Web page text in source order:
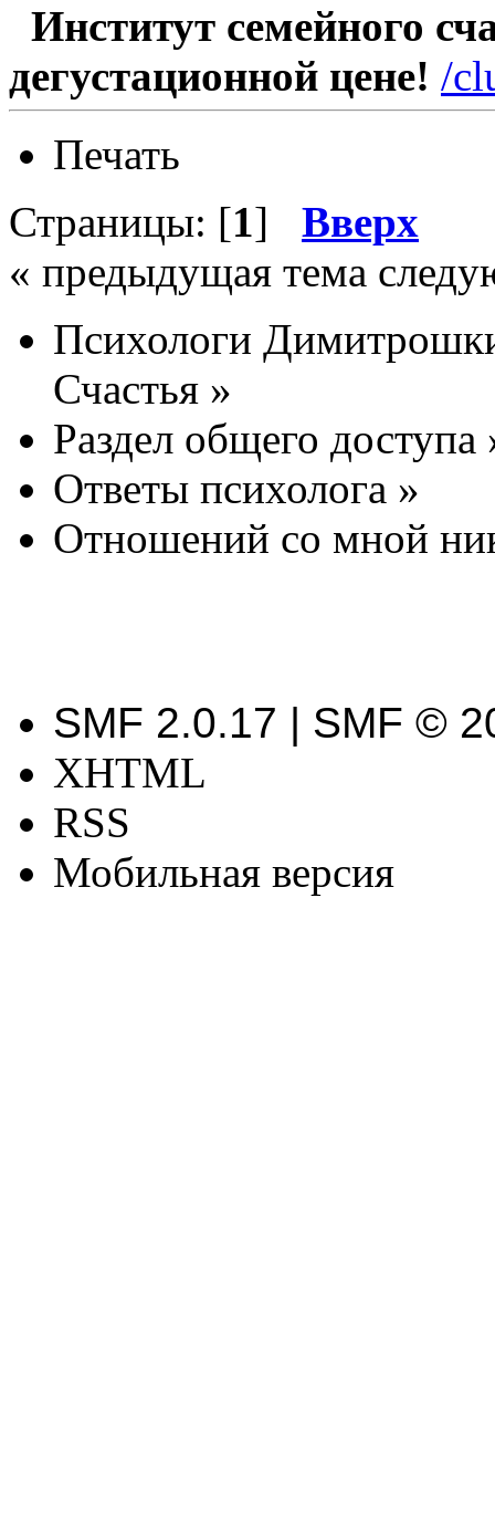
Институт семейного
дегустационной цене! /
Печать
Страницы: [1] Вверх
« предыдущая тема
Психологи
Счастья »
Раздел общего доступа
Ответы психолога »
Отношений со мной
SMF 2.0.17 | SMF ©
XHTML
RSS
Мобильная версия